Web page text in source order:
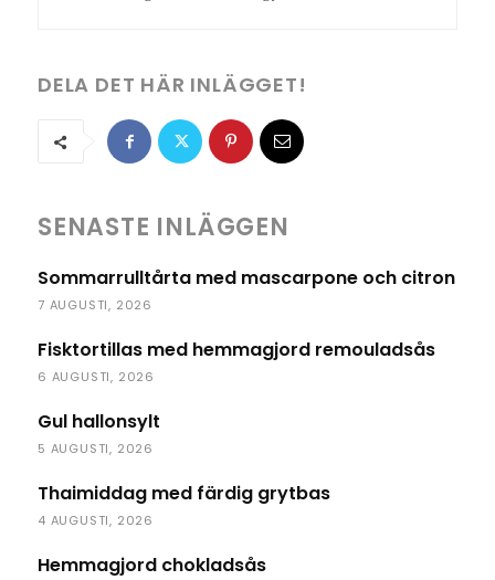
DELA DET HÄR INLÄGGET!
SENASTE INLÄGGEN
Sommarrulltårta med mascarpone och citron
7 AUGUSTI, 2026
Fisktortillas med hemmagjord remouladsås
6 AUGUSTI, 2026
Gul hallonsylt
5 AUGUSTI, 2026
Thaimiddag med färdig grytbas
4 AUGUSTI, 2026
Hemmagjord chokladsås